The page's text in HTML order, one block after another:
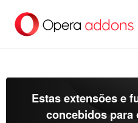
para
Estas extensões e
concebidos para